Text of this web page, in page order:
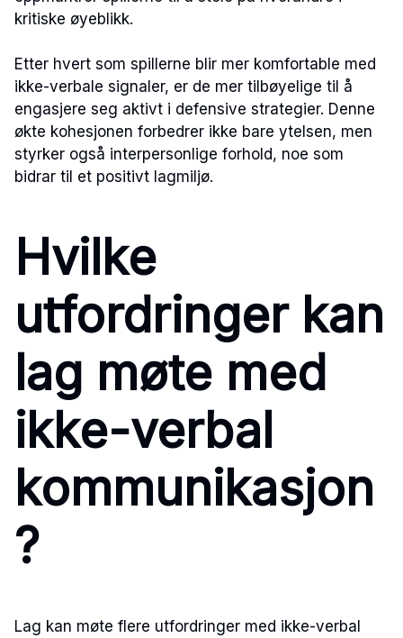
kritiske øyeblikk.
Etter hvert som spillerne blir mer komfortable med
ikke-verbale signaler, er de mer tilbøyelige til å
engasjere seg aktivt i defensive strategier. Denne
økte kohesjonen forbedrer ikke bare ytelsen, men
styrker også interpersonlige forhold, noe som
bidrar til et positivt lagmiljø.
Hvilke
utfordringer kan
lag møte med
ikke-verbal
kommunikasjon
?
Lag kan møte flere utfordringer med ikke-verbal